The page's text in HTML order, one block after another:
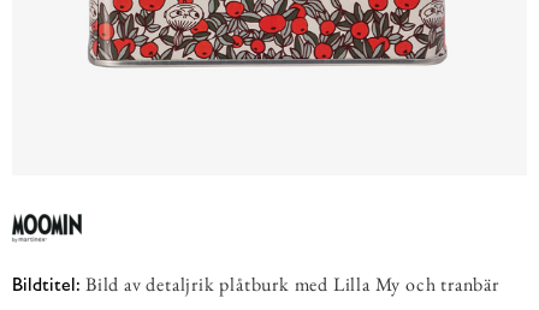
Bildtitel: Bild av detaljrik plåtburk med Lilla My och tranbär